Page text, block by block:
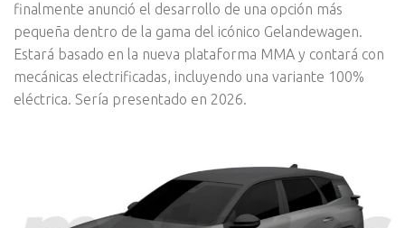
finalmente anunció el desarrollo de una opción más
pequeña dentro de la gama del icónico Gelandewagen.
Estará basado en la nueva plataforma MMA y contará con
mecánicas electrificadas, incluyendo una variante 100%
eléctrica. Sería presentado en 2026.